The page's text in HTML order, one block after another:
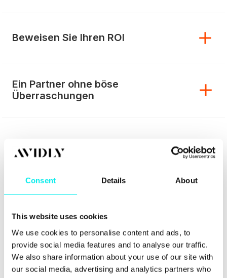
Consent Details About
This website uses cookies
We use cookies to personalise content and ads, to
provide social media features and to analyse our traffic.
We also share information about your use of our site with
our social media, advertising and analytics partners who
Beweisen Sie Ihren ROI
Ein Partner ohne böse
Überraschungen